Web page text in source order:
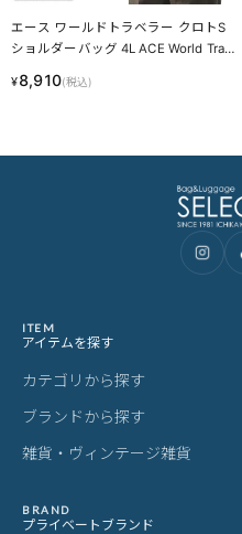
エース ワールドトラベラー クロトS
ショルダーバッグ 4L ACE World Trav
¥8,910(税込)
ITEM
アイテムを探す
カテゴリから探す
ブランドから探す
雑貨・ヴィンテージ雑貨
BRAND
プライベートブランド